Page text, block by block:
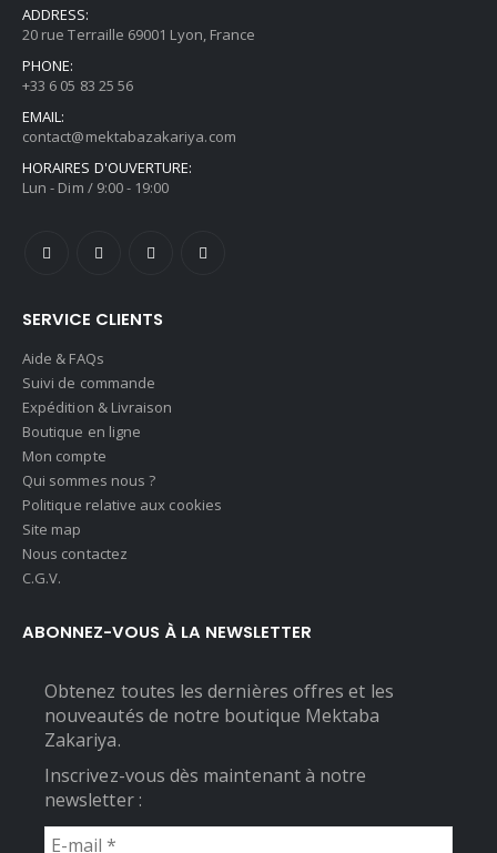
ADDRESS:
20 rue Terraille 69001 Lyon, France
PHONE:
+33 6 05 83 25 56
EMAIL:
contact@mektabazakariya.com
HORAIRES D'OUVERTURE:
Lun - Dim / 9:00 - 19:00
SERVICE CLIENTS
Aide & FAQs
Suivi de commande
Expédition & Livraison
Boutique en ligne
Mon compte
Qui sommes nous ?
Politique relative aux cookies
Site map
Nous contactez
C.G.V.
ABONNEZ-VOUS À LA NEWSLETTER
Obtenez toutes les dernières offres et les
nouveautés de notre boutique Mektaba
Zakariya.
Inscrivez-vous dès maintenant à notre
newsletter :